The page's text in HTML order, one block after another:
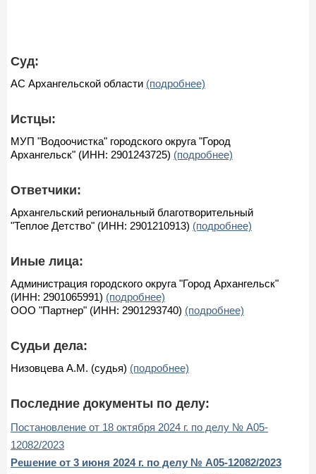
Суд:
АС Архангельской области (подробнее)
Истцы:
МУП "Водоочистка" городского округа "Город
Архангельск" (ИНН: 2901243725) (подробнее)
Ответчики:
Архангельский региональный благотворительный
"Теплое Детство" (ИНН: 2901210913) (подробнее)
Иные лица:
Администрация городского округа "Город Архангельск"
(ИНН: 2901065991) (подробнее)
ООО "Партнер" (ИНН: 2901293740) (подробнее)
Судьи дела:
Низовцева А.М. (судья) (подробнее)
Последние документы по делу:
Постановление от 18 октября 2024 г. по делу № А05-
12082/2023
Решение от 3 июня 2024 г. по делу № А05-12082/2023